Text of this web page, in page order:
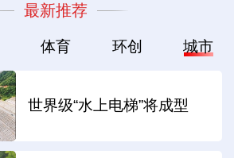
最新推荐
体育 环创 城市
世界级“水上电梯”将成型